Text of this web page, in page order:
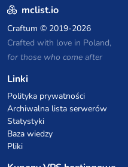
mclist.io
Craftum © 2019-2026
Crafted with love in Poland,
for those who come after
Linki
Polityka prywatności
Archiwalna lista serwerów
Statystyki
Baza wiedzy
Pliki